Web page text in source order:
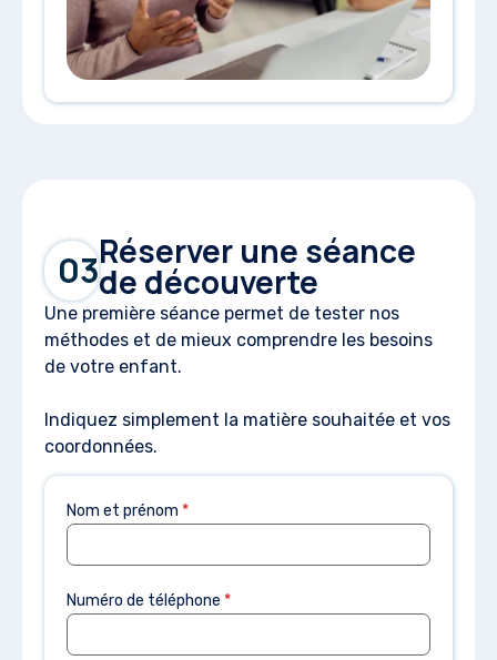
03Réserver une séance
de découverte
Une première séance permet de tester nos
méthodes et de mieux comprendre les besoins
de votre enfant.
Indiquez simplement la matière souhaitée et vos
coordonnées.
Nom et prénom *
Numéro de téléphone *